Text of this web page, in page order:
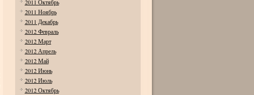
2011 Октябрь
2011 Ноябрь
2011 Декабрь
2012 Февраль
2012 Март
2012 Апрель
2012 Май
2012 Июнь
2012 Июль
2012 Октябрь